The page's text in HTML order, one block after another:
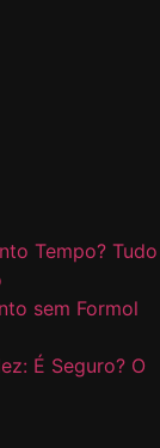
Tempo? Tudo
sem Formol
É Seguro? O